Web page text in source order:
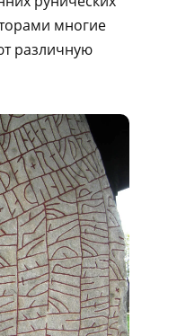
многие
различную